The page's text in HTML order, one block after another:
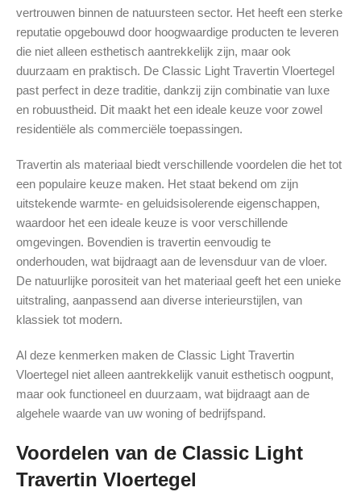
vertrouwen binnen de natuursteen sector. Het heeft een sterke
reputatie opgebouwd door hoogwaardige producten te leveren
die niet alleen esthetisch aantrekkelijk zijn, maar ook
duurzaam en praktisch. De Classic Light Travertin Vloertegel
past perfect in deze traditie, dankzij zijn combinatie van luxe
en robuustheid. Dit maakt het een ideale keuze voor zowel
residentiële als commerciële toepassingen.
Travertin als materiaal biedt verschillende voordelen die het tot
een populaire keuze maken. Het staat bekend om zijn
uitstekende warmte- en geluidsisolerende eigenschappen,
waardoor het een ideale keuze is voor verschillende
omgevingen. Bovendien is travertin eenvoudig te
onderhouden, wat bijdraagt aan de levensduur van de vloer.
De natuurlijke porositeit van het materiaal geeft het een unieke
uitstraling, aanpassend aan diverse interieurstijlen, van
klassiek tot modern.
Al deze kenmerken maken de Classic Light Travertin
Vloertegel niet alleen aantrekkelijk vanuit esthetisch oogpunt,
maar ook functioneel en duurzaam, wat bijdraagt aan de
algehele waarde van uw woning of bedrijfspand.
Voordelen van de Classic Light
Travertin Vloertegel